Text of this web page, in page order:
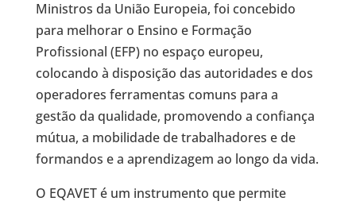
Ministros da União Europeia, foi concebido
para melhorar o Ensino e Formação
Profissional (EFP) no espaço europeu,
colocando à disposição das autoridades e dos
operadores ferramentas comuns para a
gestão da qualidade, promovendo a confiança
mútua, a mobilidade de trabalhadores e de
formandos e a aprendizagem ao longo da vida.
O EQAVET é um instrumento que permite